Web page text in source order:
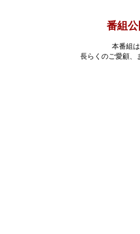
番組
本番組
長らくのご愛顧、